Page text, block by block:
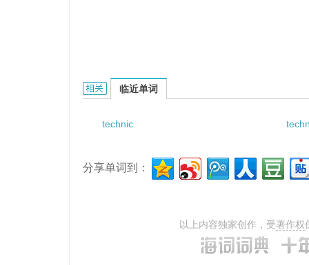
technic barrier的相关资料：
临近单词
technic
分享单词到：
以上内容独家创作，受著作权